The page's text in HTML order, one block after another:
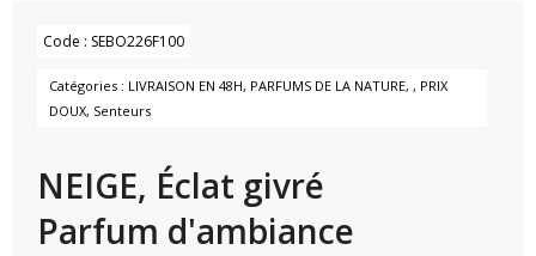
Code : SEBO226F100
Catégories : LIVRAISON EN 48H, PARFUMS DE LA NATURE,, PRIX
DOUX, Senteurs
NEIGE, Éclat givré
Parfum d'ambiance